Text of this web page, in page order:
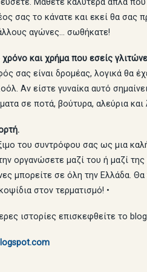
Μάθετε καλύτερα απλά που
σας το κάνατε και εκεί θα σας
αγώνες… σωθήκατε!
χρόνο και χρήμα που εσείς
σας είναι δρομέας, λογικά θα
Αν είστε γυναίκα αυτό
σε ποτά, βούτυρα, αλεύρια
του συντρόφου σας ως μια
οργανώσετε μαζί του ή μαζί
μπορείτε σε όλη την Ελλάδα.
στον τερματισμό! •
ιστορίες επισκεφθείτε το